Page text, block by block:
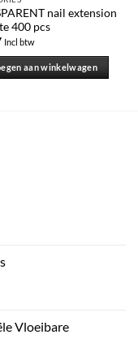
nail extension
400 pcs
Incl btw
aan winkelwagen
Vloeibare